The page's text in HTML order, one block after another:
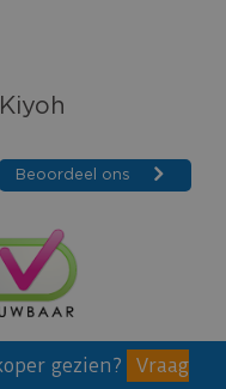
gezien? Vraag